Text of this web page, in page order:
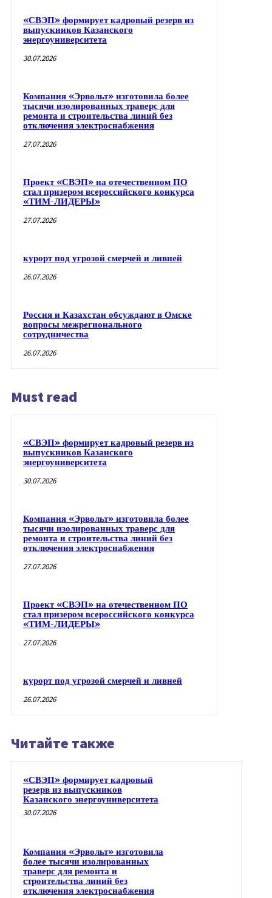
«СВЭП» формирует кадровый резерв из
выпускников Казанского
энергоуниверситета
30.07.2026
Компания «Эрвольт» изготовила более
тысячи изолированных траверс для
ремонта и строительства линий без
отключения электроснабжения
27.07.2026
Проект «СВЭП» на отечественном ПО
стал призером всероссийского конкурса
«ТИМ-ЛИДЕРЫ»
27.07.2026
курорт под угрозой смерчей и ливней
26.07.2026
Россия и Казахстан обсуждают в Омске
вопросы межрегионального
сотрудничества
26.07.2026
Must read
«СВЭП» формирует кадровый резерв из
выпускников Казанского
энергоуниверситета
30.07.2026
Компания «Эрвольт» изготовила более
тысячи изолированных траверс для
ремонта и строительства линий без
отключения электроснабжения
27.07.2026
Проект «СВЭП» на отечественном ПО
стал призером всероссийского конкурса
«ТИМ-ЛИДЕРЫ»
27.07.2026
курорт под угрозой смерчей и ливней
26.07.2026
Читайте также
«СВЭП» формирует кадровый
резерв из выпускников
Казанского энергоуниверситета
30.07.2026
Компания «Эрвольт» изготовила
более тысячи изолированных
траверс для ремонта и
строительства линий без
отключения электроснабжения